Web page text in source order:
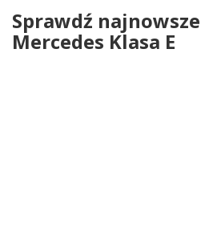
Sprawdź
Mercedes Klasa E